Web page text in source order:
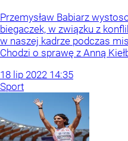
Przemysław Babiarz
biegaczek, w związku z
w naszej kadrze podczas
Chodzi o sprawę z Anną
18 lip 2022 14:35
Sport